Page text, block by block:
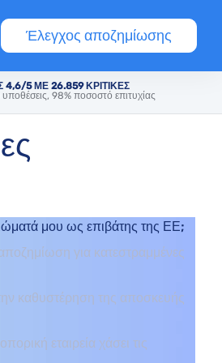
Έλεγχος αποζημίωσης
5 ΜΕ 26.859 ΚΡΙΤΙΚΕΣ
98% ποσοστό επιτυχίας
μου ως επιβάτης της ΕΕ;
για κατεστραμμένες
καθυστέρηση της αποσκευής
εταιρεία χάσει τις